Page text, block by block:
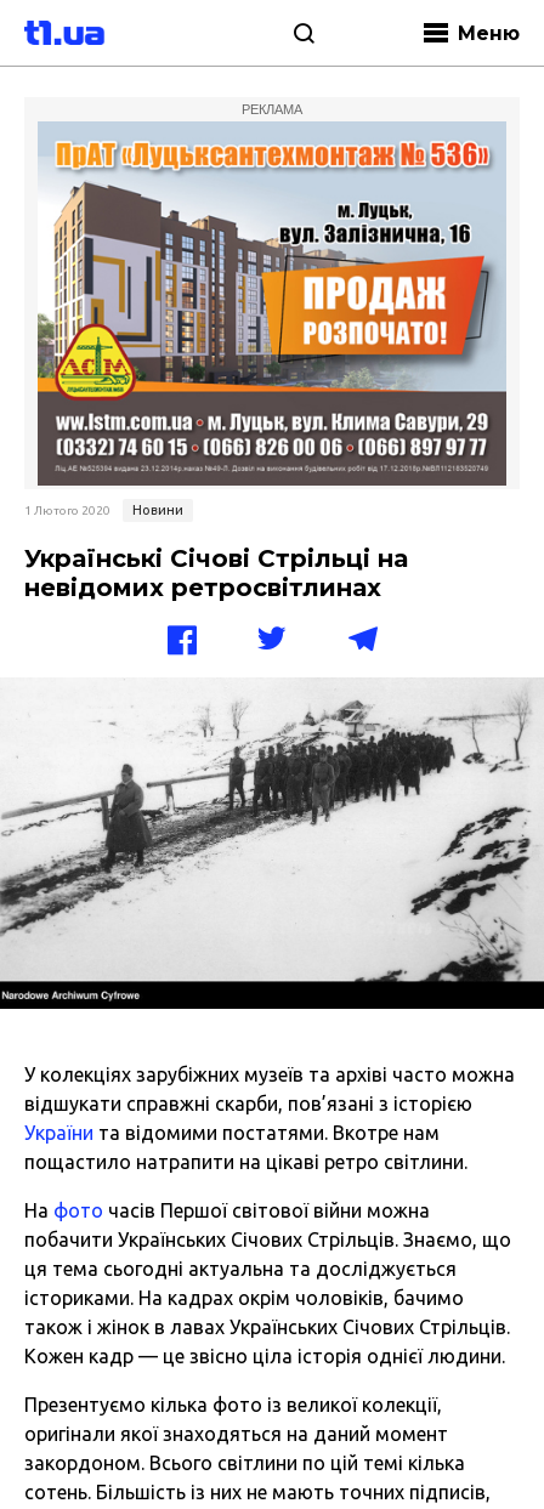
Меню
РЕКЛАМА
1 Лютого 2020 Новини
Українські Січові Стрільці на
невідомих ретросвітлинах
У колекціях зарубіжних музеїв та архіві часто можна
відшукати справжні скарби, пов’язані з історією
України та відомими постатями. Вкотре нам
пощастило натрапити на цікаві ретро світлини.
На фото часів Першої світової війни можна
побачити Українських Січових Стрільців. Знаємо, що
ця тема сьогодні актуальна та досліджується
істориками. На кадрах окрім чоловіків, бачимо
також і жінок в лавах Українських Січових Стрільців.
Кожен кадр — це звісно ціла історія однієї людини.
Презентуємо кілька фото із великої колекції,
оригінали якої знаходяться на даний момент
закордоном. Всього світлини по цій темі кілька
сотень. Більшість із них не мають точних підписів,